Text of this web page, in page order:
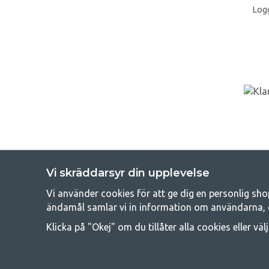
råd med att campa så därför erbjuder vi riktigt bra
Vi skräddarsyr din upplevelse
Vi använder cookies för att ge dig en personlig
ändamål samlar vi in information om användarna,
Klicka på "Okej" om du tillåter alla cookies eller